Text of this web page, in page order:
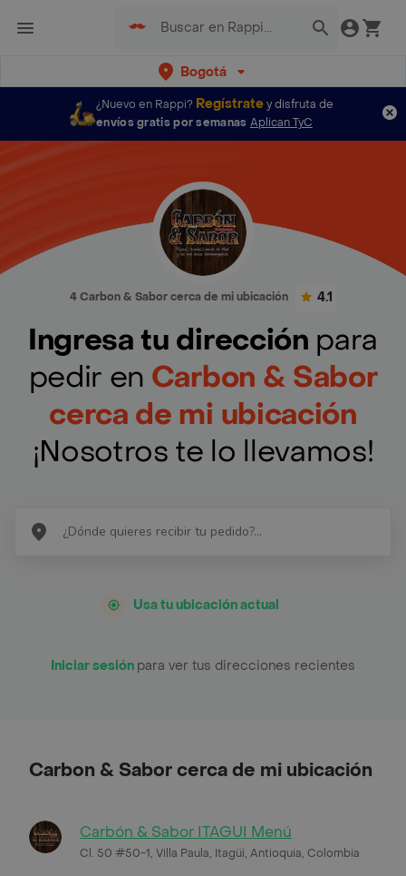
Bogotá
¿Nuevo en Rappi? Regístratey disfruta de
envíos gratis por semanas Aplican TyC
4 Carbon & Sabor cerca de mi ubicación 4.1
Ingresa tu dirección para
pedir en Carbon & Sabor
cerca de mi ubicación
¡Nosotros te lo llevamos!
Usa tu ubicación actual
Iniciar sesión para ver tus direcciones recientes
Carbon & Sabor cerca de mi ubicación
Carbón & Sabor ITAGUI Menú
Cl. 50 #50-1, Villa Paula, Itagüi, Antioquia, Colombia